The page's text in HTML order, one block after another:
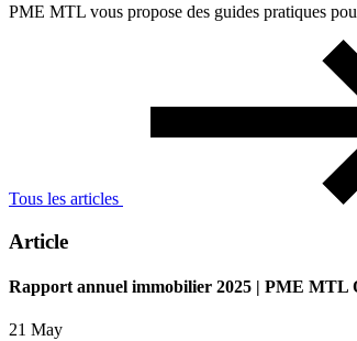
PME MTL vous propose des guides pratiques
Tous les articles
Article
Rapport annuel immobilier 2025 | PME MTL
21 May